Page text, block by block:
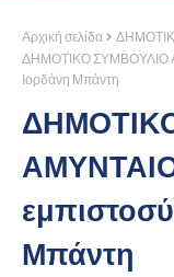
Αρχική σελίδα
ΔΗΜΟΤΙΚΟ ΣΥΜΒΟΥΛΙΟ
Ιορδάνη Μπάντη
Μπάντη